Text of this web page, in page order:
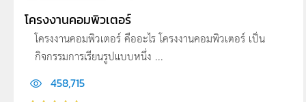
โครงงานคอมพิวเตอร์
โครงงานคอมพิวเตอร์ คืออะไร โครงงานคอมพิวเตอร์ เป็น
กิจกรรมการเรียนรูปแบบหนึ่ง ...
458,715